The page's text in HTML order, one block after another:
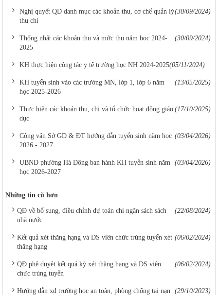
Nghị quyết QĐ danh mục các khoản thu, cơ chế quản lý
thu chi
(30/09/2024)
Thống nhất các khoản thu và mức thu năm học 2024-
2025
(30/09/2024)
KH thực hiện công tác y tế trường học NH 2024-2025(05/11/2024)
KH tuyển sinh vào các trường MN, lớp 1, lớp 6 năm
học 2025-2026
(13/05/2025)
Thực hiện các khoản thu, chi và tổ chức hoạt động giáo
dục
(17/10/2025)
Công văn Sở GD & ĐT hướng dẫn tuyển sinh năm học
2026 - 2027
(03/04/2026)
UBND phường Hà Đông ban hành KH tuyển sinh năm
học 2026-2027
(03/04/2026)
Những tin cũ hơn
QĐ về bổ sung, điều chỉnh dự toán chi ngân sách sách
nhà nước
(22/08/2024)
Kết quả xét thăng hạng và DS viên chức trúng tuyển xét
thăng hạng
(06/02/2024)
QĐ phê duyệt kết quả kỳ xét thăng hạng và DS viên
chức trúng tuyển
(06/02/2024)
Hướng dẫn xd trường học an toàn, phòng chống tai nạn (29/10/2023)